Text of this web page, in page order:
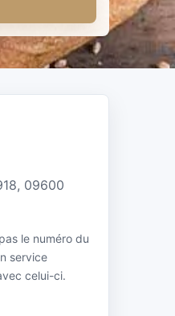
09600
le numéro du
service
celui-ci.